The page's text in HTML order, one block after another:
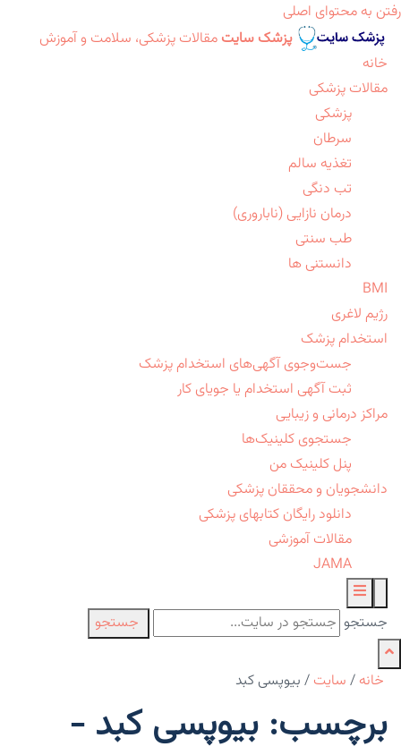
رفتن به محتوای اصلی
پزشک سایت مقالات پزشکی، سلامت و آموزش
خانه
مقالات پزشکی
پزشکی
سرطان
تغذیه سالم
تب دنگی
درمان نازایی (ناباروری)
طب سنتی
دانستنی ها
BMI
رژیم لاغری
استخدام پزشک
جست‌وجوی آگهی‌های استخدام پزشک
ثبت آگهی استخدام یا جویای کار
مراکز درمانی و زیبایی
جستجوی کلینیک‌ها
پنل کلینیک من
دانشجویان و محققان پزشکی
دانلود رایگان کتابهای پزشکی
مقالات آموزشی
JAMA
جستجو جستجو
خانه / سایت / بیوپسی کبد
برچسب: بیوپسی کبد -